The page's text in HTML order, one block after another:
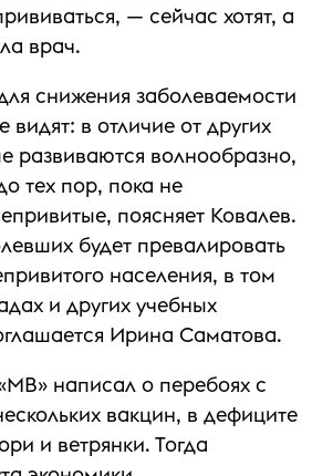
— сейчас хотят, а
врач.
снижения заболеваемости
видят: в отличие от других
развиваются волнообразно,
тех пор, пока не
поясняет Ковалев.
будет превалировать
населения, в том
и других учебных
Ирина Саматова.
написал о перебоях с
вакцин, в дефиците
и ветрянки. Тогда